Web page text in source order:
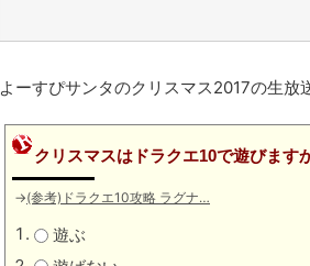
よーすぴサンタのクリスマス2017の生放
クリスマスはドラクエ10で遊びます
→(参考)ドラクエ10攻略 ラグナ…
遊ぶ